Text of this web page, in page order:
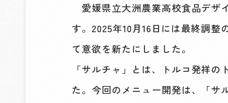
愛媛県立大洲農業高校食品デザ
す。2025年10月16日には最終調
て意欲を新たにしました。
「サルチャ」とは、トルコ発祥
た。今回のメニュー開発は、「サ